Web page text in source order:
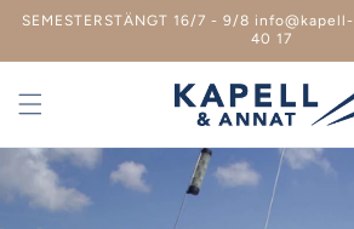
vidare
innehåll
SEMESTERSTÄNGT 16/7 - 9/8
40 17